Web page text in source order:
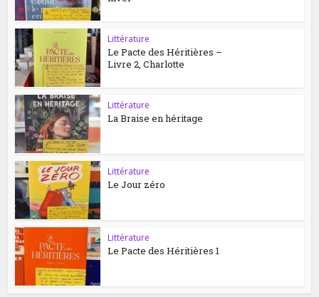
Littérature
Le Pacte des Héritières –
Livre 2, Charlotte
Littérature
La Braise en héritage
Littérature
Le Jour zéro
Littérature
Le Pacte des Héritières 1